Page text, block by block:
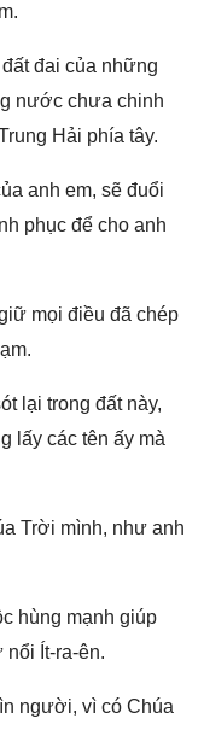
đai của những
nước chưa chinh
Hải phía tây.
anh em, sẽ đuổi
phục để cho anh
mọi điều đã chép
lại trong đất này,
lấy các tên ấy mà
Trời mình, như anh
hùng mạnh giúp
nổi Ít-ra-ên.
người, vì có Chúa